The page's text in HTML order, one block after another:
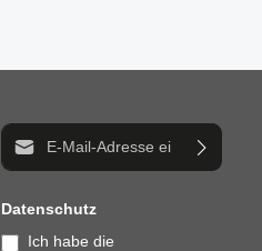
E-Mail-Adresse*
Datenschutz
Ich habe die